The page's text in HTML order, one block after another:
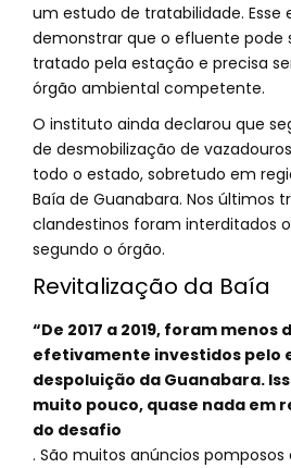
um estudo de tratabilidade. Esse
demonstrar que o efluente pode
tratado pela estação e precisa
órgão ambiental competente.
O instituto ainda declarou que
de desmobilização de
todo o estado, sobretudo em
Baía de Guanabara. Nos últimos
clandestinos foram interditados
segundo o órgão.
Revitalização da Baía
“De 2017 a 2019, foram menos
efetivamente investidos pelo
despoluição da Guanabara.
muito pouco, quase nada em
do desafio
. São muitos anúncios pomposos